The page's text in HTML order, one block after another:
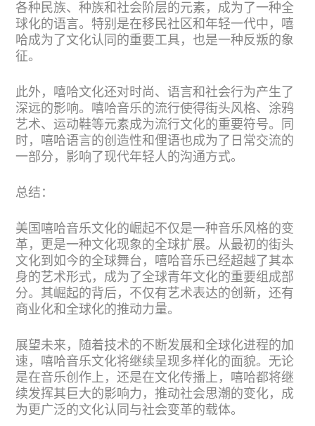
各种民族、种族和社会阶层的元素，成为了一种全
球化的语言。特别是在移民社区和年轻一代中，嘻
哈成为了文化认同的重要工具，也是一种反叛的象
征。
此外，嘻哈文化还对时尚、语言和社会行为产生了
深远的影响。嘻哈音乐的流行使得街头风格、涂鸦
艺术、运动鞋等元素成为流行文化的重要符号。同
时，嘻哈语言的创造性和俚语也成为了日常交流的
一部分，影响了现代年轻人的沟通方式。
总结：
美国嘻哈音乐文化的崛起不仅是一种音乐风格的变
革，更是一种文化现象的全球扩展。从最初的街头
文化到如今的全球舞台，嘻哈音乐已经超越了其本
身的艺术形式，成为了全球青年文化的重要组成部
分。其崛起的背后，不仅有艺术表达的创新，还有
商业化和全球化的推动力量。
展望未来，随着技术的不断发展和全球化进程的加
速，嘻哈音乐文化将继续呈现多样化的面貌。无论
是在音乐创作上，还是在文化传播上，嘻哈都将继
续发挥其巨大的影响力，推动社会思潮的变化，成
为更广泛的文化认同与社会变革的载体。